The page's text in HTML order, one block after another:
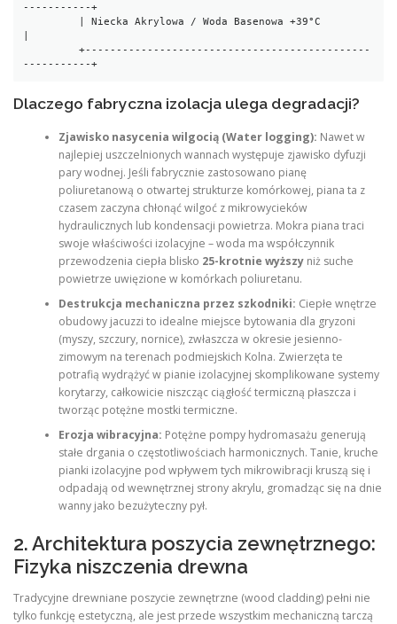
-----------+
         +----------------------------------------------
Dlaczego fabryczna izolacja ulega degradacji?
Zjawisko nasycenia wilgocią (Water logging): Nawet w
najlepiej uszczelnionych wannach występuje zjawisko dyfuzji
pary wodnej. Jeśli fabrycznie zastosowano pianę
poliuretanową o otwartej strukturze komórkowej, piana ta z
czasem zaczyna chłonąć wilgoć z mikrowycieków
hydraulicznych lub kondensacji powietrza. Mokra piana traci
swoje właściwości izolacyjne – woda ma współczynnik
przewodzenia ciepła blisko 25-krotnie wyższyniż suche
powietrze uwięzione w komórkach poliuretanu.
Destrukcja mechaniczna przez szkodniki: Ciepłe wnętrze
obudowy jacuzzi to idealne miejsce bytowania dla gryzoni
(myszy, szczury, nornice), zwłaszcza w okresie jesienno-
zimowym na terenach podmiejskich Kolna. Zwierzęta te
potrafią wydrążyć w pianie izolacyjnej skomplikowane systemy
korytarzy, całkowicie niszcząc ciągłość termiczną płaszcza i
tworząc potężne mostki termiczne.
Erozja wibracyjna: Potężne pompy hydromasażu generują
stałe drgania o częstotliwościach harmonicznych. Tanie, kruche
pianki izolacyjne pod wpływem tych mikrowibracji kruszą się i
odpadają od wewnętrznej strony akrylu, gromadząc się na dnie
wanny jako bezużyteczny pył.
2. Architektura poszycia zewnętrznego:
Fizyka niszczenia drewna
Tradycyjne drewniane poszycie zewnętrzne (wood cladding) pełni nie
tylko funkcję estetyczną, ale jest przede wszystkim mechaniczną tarczą